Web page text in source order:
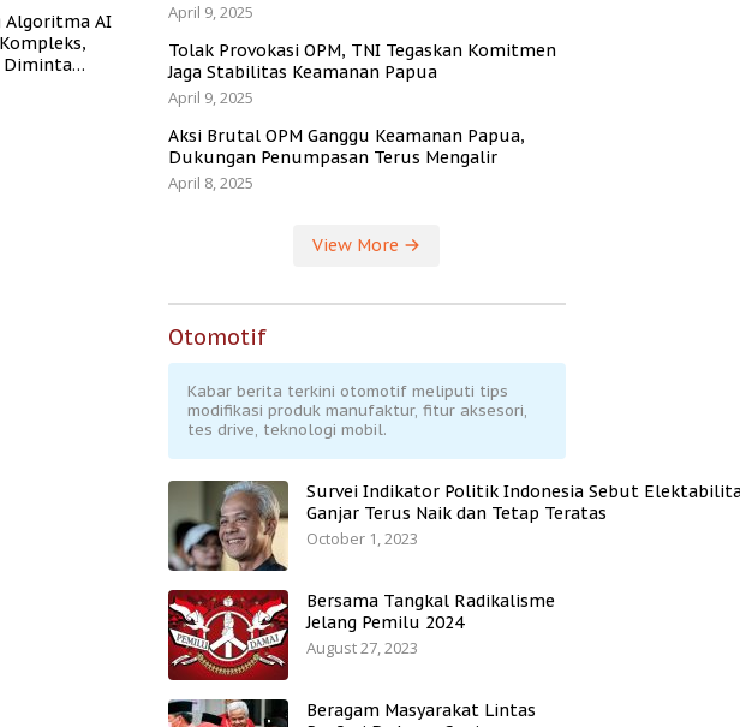
Algoritma AI
Diminta
April 9, 2025
Tolak Provokasi OPM, TNI Tegaskan Komitmen
Jaga Stabilitas Keamanan Papua
April 9, 2025
Aksi Brutal OPM Ganggu Keamanan Papua,
Dukungan Penumpasan Terus Mengalir
April 8, 2025
View More
Otomotif
Kabar berita terkini otomotif meliputi tips
modifikasi produk manufaktur, fitur aksesori,
tes drive, teknologi mobil.
Survei Indikator Politik Indonesia Sebut
Ganjar Terus Naik dan Tetap Teratas
October 1, 2023
Bersama Tangkal Radikalisme
Jelang Pemilu 2024
August 27, 2023
Beragam Masyarakat Lintas